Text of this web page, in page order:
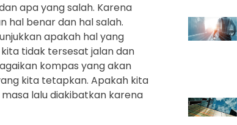
apa yang salah. Karena
hal benar dan hal salah.
apakah hal yang
tidak tersesat jalan dan
kompas yang akan
kita tetapkan. Apakah kita
lalu diakibatkan karena